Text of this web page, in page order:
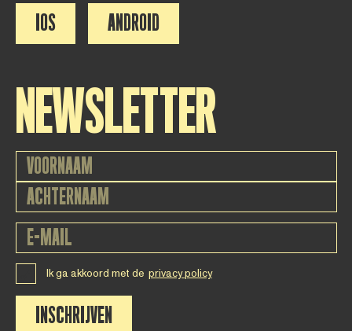
IOS ANDROID
NEWSLETTER
Ik ga akkoord met de privacy policy
INSCHRIJVEN